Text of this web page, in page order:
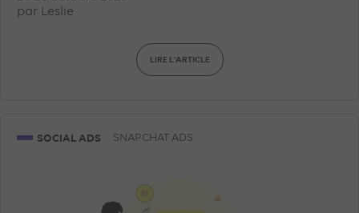
par Leslie
LIRE L'ARTICLE
SOCIAL ADS SNAPCHAT ADS